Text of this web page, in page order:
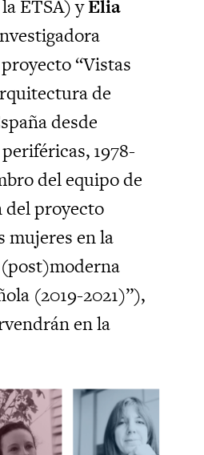
ETSA) yElia
“Vistas
de
desde
1978-
del equipo de
del proyecto
mujeres en la
(2019-2021)”),
en la